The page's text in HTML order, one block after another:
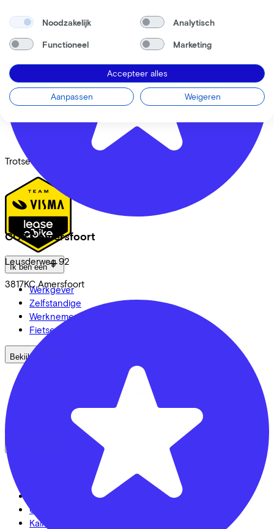
CC33 Amersfoort
Leusderweg 92
3817KC Amersfoort
Over ons
Onze collega's
Contact
Nieuws
FAQ
Security & Privacy
Trotse partner van
Ik ben een
Werkgever
Zelfstandige
Werknemer
Fietsenwinkel
Bekijk ook
Fiets leasen? Bereken je kosten
Fietsplan 2026
Cervélo
Kalkhoff
Noodzakelijk Analytisch
Functioneel Marketing
Accepteer alles
Aanpassen Weigeren